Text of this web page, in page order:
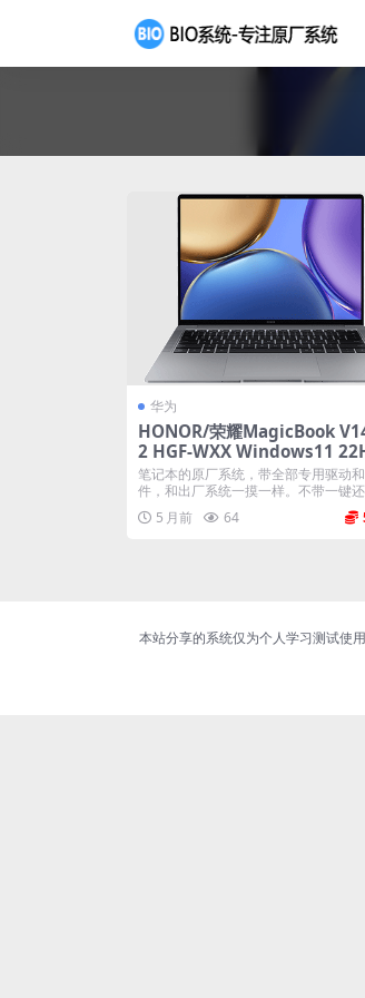
华为
HONOR/荣耀MagicBook
2 HGF-WXX Windows11
庭版 原厂oem系统
笔记本的原厂系统，带全部专用驱动
件，和出厂系统一摸一样。不带一键
能...
5 月前 64
本站分享的系统仅为个人学习测试使